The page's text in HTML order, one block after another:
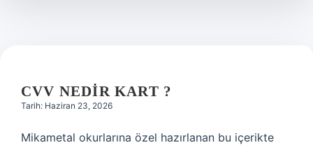
CVV NEDIR KART ?
Tarih: Haziran 23, 2026
Mikametal okurlarına özel hazırlanan bu içerikte